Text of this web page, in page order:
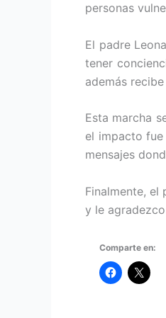
personas
El padre
tener
además
Esta marcha
el impacto
mensajes
Finalmente,
y le
Comparte en: